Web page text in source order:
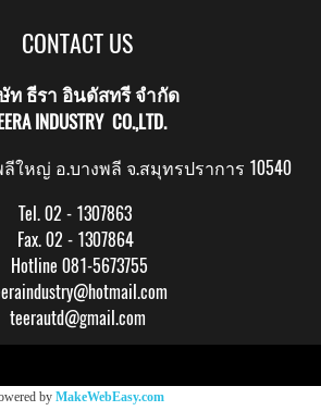
CONTACT US
ท ธีรา อินดัสทรี จำกัด
INDUSTRY CO.,LTD.
ใหญ่ อ.บางพลี จ.สมุทรปราการ 10540
Tel. 02 - 1307863
Fax. 02 - 1307864
Hotline 081-5673755
teerautd@gmail.com
by MakeWebEasy.com